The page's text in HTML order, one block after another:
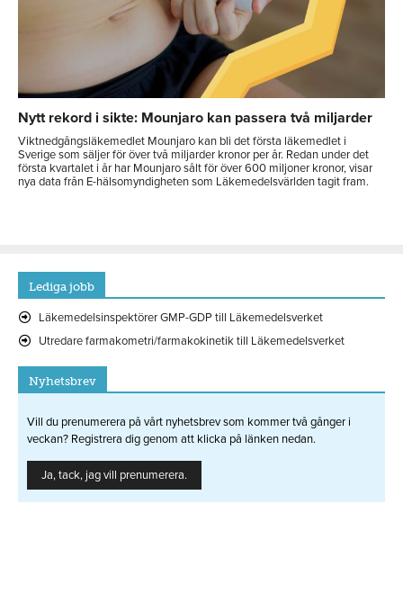
Nytt rekord i sikte: Mounjaro kan passera två miljarder
Viktnedgångsläkemedlet Mounjaro kan bli det första läkemedlet i
Sverige som säljer för över två miljarder kronor per år. Redan under det
första kvartalet i år har Mounjaro sålt för över 600 miljoner kronor, visar
nya data från E-hälsomyndigheten som Läkemedelsvärlden tagit fram.
Lediga jobb
Läkemedelsinspektörer GMP-GDP till Läkemedelsverket
Utredare farmakometri/farmakokinetik till Läkemedelsverket
Nyhetsbrev
Vill du prenumerera på vårt nyhetsbrev som kommer två gånger i
veckan? Registrera dig genom att klicka på länken nedan.
Ja, tack, jag vill prenumerera.